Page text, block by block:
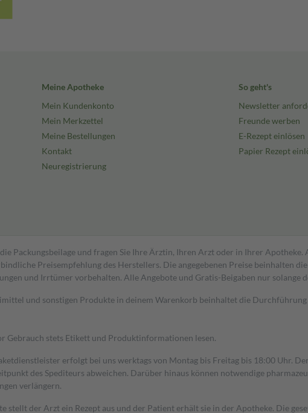
Meine Apotheke
Mein Kundenkonto
Mein Merkzettel
Meine Bestellungen
Kontakt
Neuregistrierung
So geht's
Newsletter
Freunde werben
E-Rezept einlösen
Papier Rezept
Packungsbeilage und fragen Sie Ihre Ärztin, Ihren Arzt oder in Ihrer
Preisempfehlung des Herstellers. Die angegebenen Preise beinhalten
und Irrtümer vorbehalten. Alle Angebote und Gratis-Beigaben nur solange
und sonstigen Produkte in deinem Warenkorb beinhaltet die
Gebrauch stets Etikett und Produktinformationen lesen.
erfolgt bei uns werktags von Montag bis Freitag bis 18:00 Uhr.
des Spediteurs abweichen. Darüber hinaus können notwendige
verlängern.
stellt der Arzt ein Rezept aus und der Patient erhält sie in der Apotheke. Die